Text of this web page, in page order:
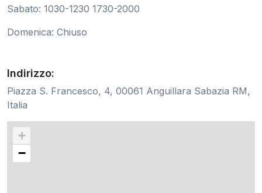
Sabato: 1030-1230 1730-2000
Domenica: Chiuso
Indirizzo:
Piazza S. Francesco, 4, 00061 Anguillara Sabazia RM,
Italia
+
−